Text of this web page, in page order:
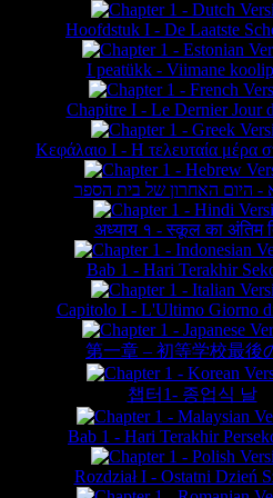
Hoofdstuk I - De Laatste
I peatükk - Viimane
Chapitre I - Le Dernier Jour
Κεφάλαιο Ι - Η τελευταία μέρα
- היום האחרון של בית הספר
अध्याय १ - स्कूल का अंतिम
Bab 1 - Hari Terakhir
Capitolo I - L'Ultimo Giorno
第一章 – 初等学校最後
챕터1- 종업식 날
Bab 1 - Hari Terakhir
Rozdział I - Ostatni Dzień